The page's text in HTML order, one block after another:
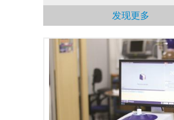
发现更多
MQC+ 台式核磁共振分析仪可以
品中的油、水、氟和固体脂肪，
量保证和质量控制。使用MQC+
分析，需要几秒钟到几分钟就能
从而可以快速高效地检测大量样
振信号来自样品的各组成部分，